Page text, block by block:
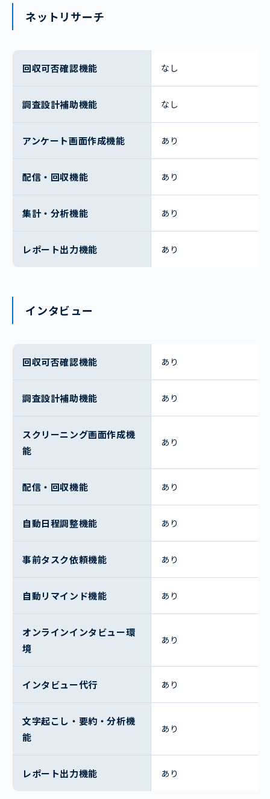
ネットリサーチ
回収可否確認機能 なし
調査設計補助機能 なし
アンケート画面作成機能 あり
配信・回収機能 あり
集計・分析機能 あり
レポート出力機能 あり
インタビュー
回収可否確認機能 あり
調査設計補助機能 あり
スクリーニング画面作成機
能
あり
配信・回収機能 あり
自動日程調整機能 あり
事前タスク依頼機能 あり
自動リマインド機能 あり
オンラインインタビュー環
境
あり
インタビュー代行 あり
文字起こし・要約・分析機
能
あり
レポート出力機能 あり